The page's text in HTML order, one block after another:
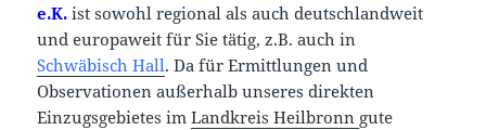
e.K. ist sowohl regional als auch deutschlandweit
und europaweit für Sie tätig, z.B. auch in
Schwäbisch Hall. Da für Ermittlungen und
Observationen außerhalb unseres direkten
Einzugsgebietes imLandkreis Heilbronn gute